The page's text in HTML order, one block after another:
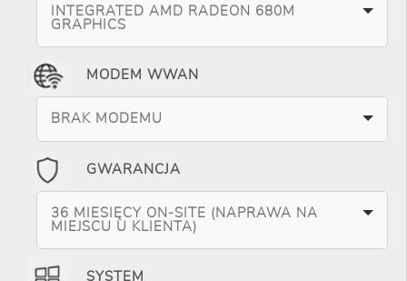
INTEGRATED AMD RADEON 680M
GRAPHICS
MODEM WWAN
BRAK MODEMU
GWARANCJA
36 MIESIĘCY ON-SITE (NAPRAWA NA
MIEJSCU U KLIENTA)
SYSTEM